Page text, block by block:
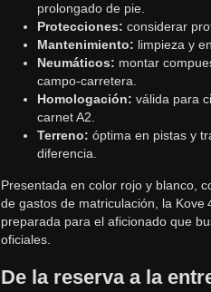
prolongado de pie.
Protecciones: considerar
Mantenimiento: limpieza y
Neumáticos: montar
campo‑carretera.
Homologación: válida para
carnet A2.
Terreno: óptima en pistas y
diferencia.
Presentada en color rojo y blanco,
de gastos de matriculación, la Kove
preparada para el aficionado que
oficiales.
De la reserva a la